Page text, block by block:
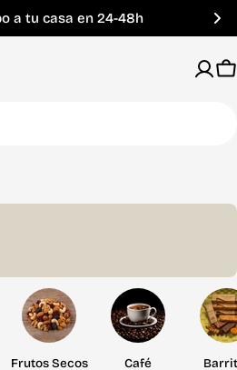
a tu casa en 24-48h
Frutos Secos Café